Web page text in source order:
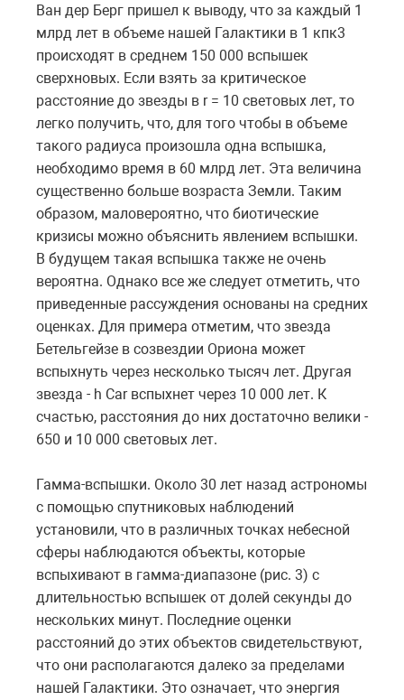
Ван дер Берг пришел к выводу, что за каждый 1
млрд лет в объеме нашей Галактики в 1 кпк3
происходят в среднем 150 000 вспышек
сверхновых. Если взять за критическое
расстояние до звезды в r = 10 световых лет, то
легко получить, что, для того чтобы в объеме
такого радиуса произошла одна вспышка,
необходимо время в 60 млрд лет. Эта величина
существенно больше возраста Земли. Таким
образом, маловероятно, что биотические
кризисы можно объяснить явлением вспышки.
В будущем такая вспышка также не очень
вероятна. Однако все же следует отметить, что
приведенные рассуждения основаны на средних
оценках. Для примера отметим, что звезда
Бетельгейзе в созвездии Ориона может
вспыхнуть через несколько тысяч лет. Другая
звезда - h Car вспыхнет через 10 000 лет. К
счастью, расстояния до них достаточно велики -
650 и 10 000 световых лет.
Гамма-вспышки. Около 30 лет назад астрономы
с помощью спутниковых наблюдений
установили, что в различных точках небесной
сферы наблюдаются объекты, которые
вспыхивают в гамма-диапазоне (рис. 3) с
длительностью вспышек от долей секунды до
нескольких минут. Последние оценки
расстояний до этих объектов свидетельствуют,
что они располагаются далеко за пределами
нашей Галактики. Это означает, что энергия